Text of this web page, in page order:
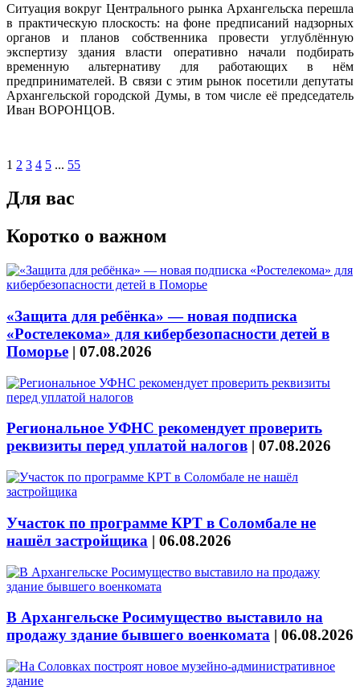
Ситуация вокруг Центрального рынка Архангельска перешла
в практическую плоскость: на фоне предписаний надзорных
органов и планов собственника провести углублённую
экспертизу здания власти оперативно начали подбирать
временную альтернативу для работающих в нём
предпринимателей. В связи с этим рынок посетили депутаты
Архангельской городской Думы, в том числе её председатель
Иван ВОРОНЦОВ.
1 2 3 4 5 ... 55
Для вас
Коротко о важном
«Защита для ребёнка» — новая подписка
«Ростелекома» для кибербезопасности детей в
Поморье | 07.08.2026
Региональное УФНС рекомендует проверить
реквизиты перед уплатой налогов | 07.08.2026
Участок по программе КРТ в Соломбале не
нашёл застройщика | 06.08.2026
В Архангельске Росимущество выставило на
продажу здание бывшего военкомата | 06.08.2026